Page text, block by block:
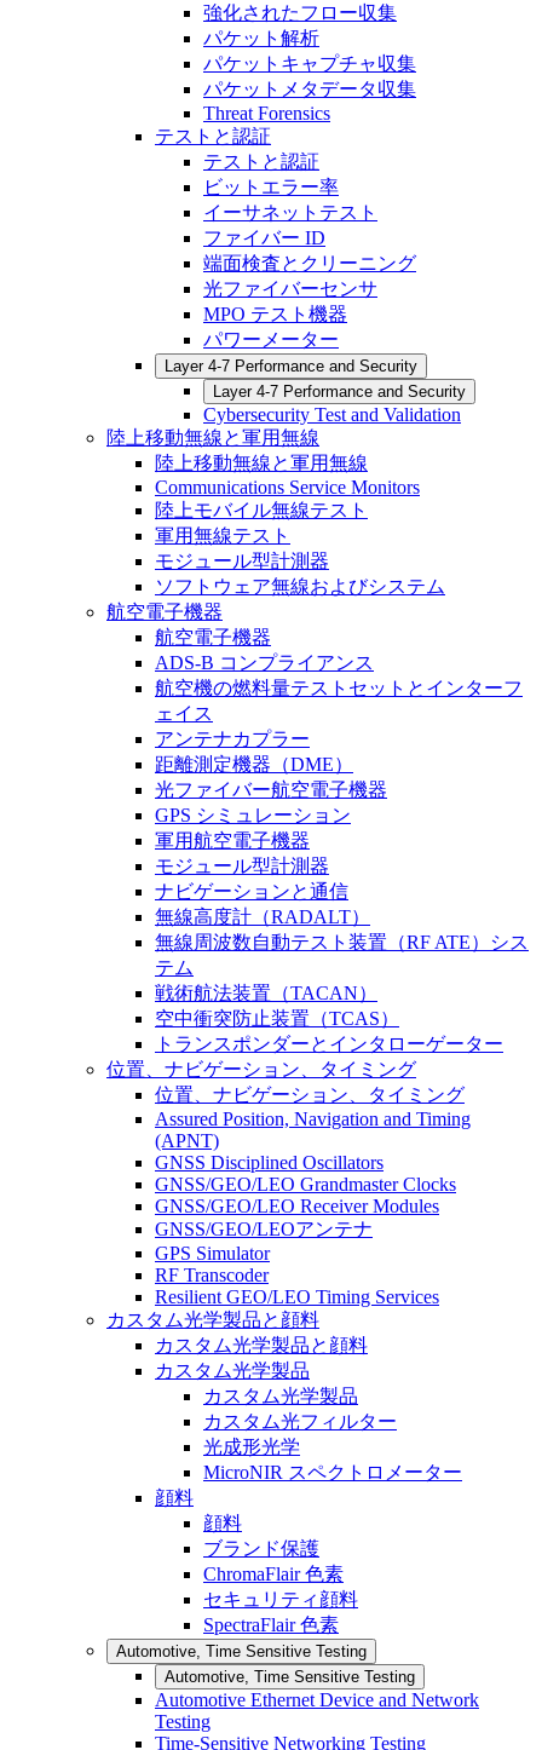
強化されたフロー収集
パケット解析
パケットキャプチャ収集
パケットメタデータ収集
Threat Forensics
テストと認証
テストと認証
ビットエラー率
イーサネットテスト
ファイバー ID
端面検査とクリーニング
光ファイバーセンサ
MPO テスト機器
パワーメーター
Layer 4-7 Performance and Security
Layer 4-7 Performance and Security
Cybersecurity Test and Validation
陸上移動無線と軍用無線
陸上移動無線と軍用無線
Communications Service Monitors
陸上モバイル無線テスト
軍用無線テスト
モジュール型計測器
ソフトウェア無線およびシステム
航空電子機器
航空電子機器
ADS-B コンプライアンス
航空機の燃料量テストセットとインターフ
ェイス
アンテナカプラー
距離測定機器（DME）
光ファイバー航空電子機器
GPS シミュレーション
軍用航空電子機器
モジュール型計測器
ナビゲーションと通信
無線高度計（RADALT）
無線周波数自動テスト装置（RF ATE）シス
テム
戦術航法装置（TACAN）
空中衝突防止装置（TCAS）
トランスポンダーとインタローゲーター
位置、ナビゲーション、タイミング
位置、ナビゲーション、タイミング
Assured Position, Navigation and Timing
(APNT)
GNSS Disciplined Oscillators
GNSS/GEO/LEO Grandmaster Clocks
GNSS/GEO/LEO Receiver Modules
GNSS/GEO/LEOアンテナ
GPS Simulator
RF Transcoder
Resilient GEO/LEO Timing Services
カスタム光学製品と顔料
カスタム光学製品と顔料
カスタム光学製品
カスタム光学製品
カスタム光フィルター
光成形光学
MicroNIR スペクトロメーター
顔料
顔料
ブランド保護
ChromaFlair 色素
セキュリティ顔料
SpectraFlair 色素
Automotive, Time Sensitive Testing
Automotive, Time Sensitive Testing
Automotive Ethernet Device and Network
Testing
Time-Sensitive Networking Testing